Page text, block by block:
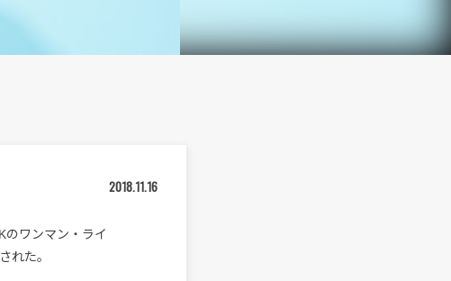
2018.11.16
のワンマン・ライ
れた。